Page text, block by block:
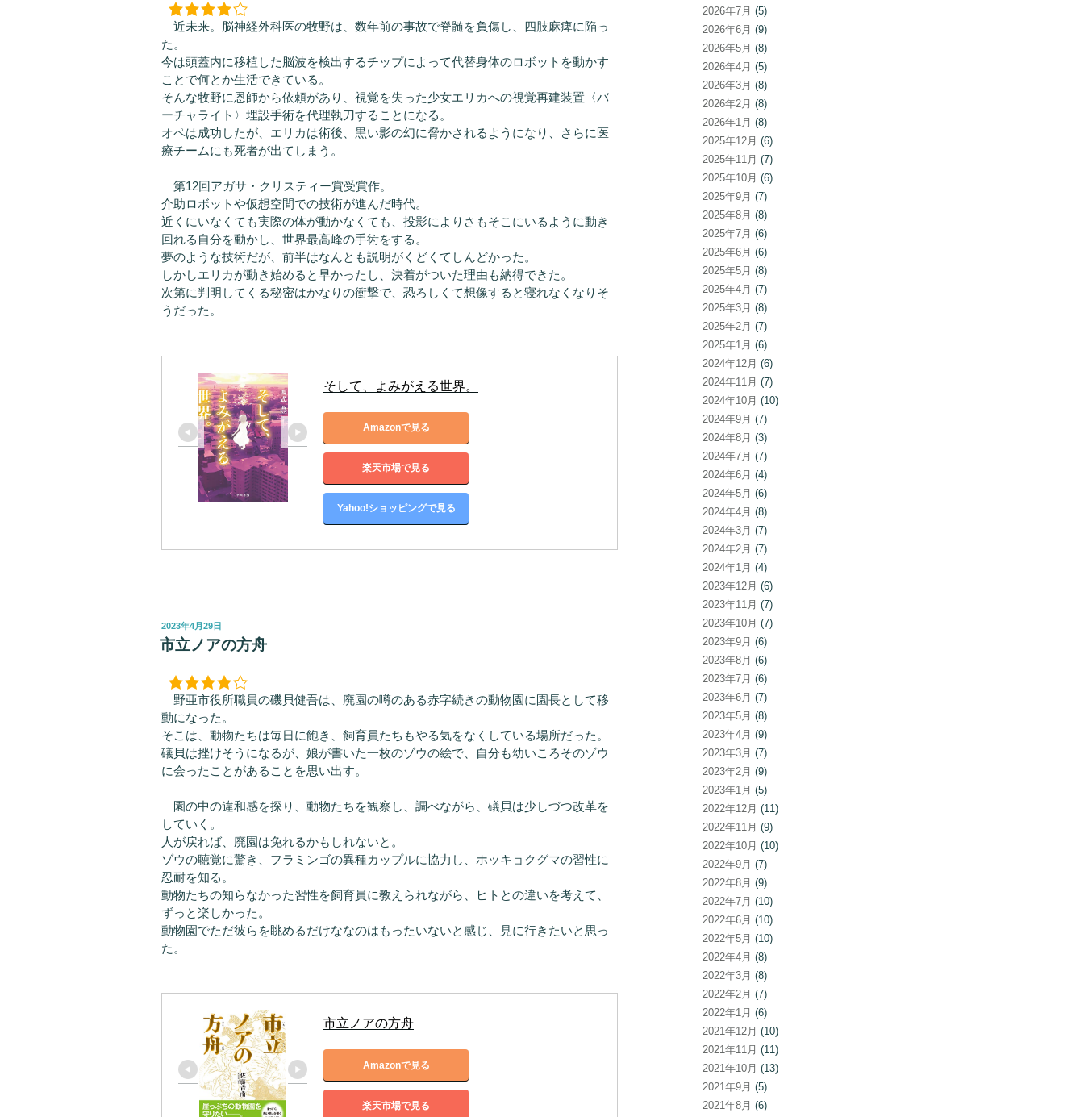
近未来。脳神経外科医の牧野は、数年前の事故で脊髄を負傷し、四肢麻痺に陥っ
た。
今は頭蓋内に移植した脳波を検出するチップによって代替身体のロボットを動かす
ことで何とか生活できている。
そんな牧野に恩師から依頼があり、視覚を失った少女エリカへの視覚再建装置〈バ
ーチャライト〉埋設手術を代理執刀することになる。
オペは成功したが、エリカは術後、黒い影の幻に脅かされるようになり、さらに医
療チームにも死者が出てしまう。
第12回アガサ・クリスティー賞受賞作。
介助ロボットや仮想空間での技術が進んだ時代。
近くにいなくても実際の体が動かなくても、投影によりさもそこにいるように動き
回れる自分を動かし、世界最高峰の手術をする。
夢のような技術だが、前半はなんとも説明がくどくてしんどかった。
しかしエリカが動き始めると早かったし、決着がついた理由も納得できた。
次第に判明してくる秘密はかなりの衝撃で、恐ろしくて想像すると寝れなくなりそ
うだった。
そして、よみがえる世界。
Amazonで見る
楽天市場で見る
Yahoo!ショッピングで見る
投
稿
日:
2023年4月29日
市立ノアの方舟
野亜市役所職員の磯貝健吾は、廃園の噂のある赤字続きの動物園に園長として移
動になった。
そこは、動物たちは毎日に飽き、飼育員たちもやる気をなくしている場所だった。
礒貝は挫けそうになるが、娘が書いた一枚のゾウの絵で、自分も幼いころそのゾウ
に会ったことがあることを思い出す。
園の中の違和感を探り、動物たちを観察し、調べながら、礒貝は少しづつ改革を
していく。
人が戻れば、廃園は免れるかもしれないと。
ゾウの聴覚に驚き、フラミンゴの異種カップルに協力し、ホッキョクグマの習性に
忍耐を知る。
動物たちの知らなかった習性を飼育員に教えられながら、ヒトとの違いを考えて、
ずっと楽しかった。
動物園でただ彼らを眺めるだけななのはもったいないと感じ、見に行きたいと思っ
た。
市立ノアの方舟
Amazonで見る
楽天市場で見る
2026年7月 (5)
2026年6月 (9)
2026年5月 (8)
2026年4月 (5)
2026年3月 (8)
2026年2月 (8)
2026年1月 (8)
2025年12月 (6)
2025年11月 (7)
2025年10月 (6)
2025年9月 (7)
2025年8月 (8)
2025年7月 (6)
2025年6月 (6)
2025年5月 (8)
2025年4月 (7)
2025年3月 (8)
2025年2月 (7)
2025年1月 (6)
2024年12月 (6)
2024年11月 (7)
2024年10月 (10)
2024年9月 (7)
2024年8月 (3)
2024年7月 (7)
2024年6月 (4)
2024年5月 (6)
2024年4月 (8)
2024年3月 (7)
2024年2月 (7)
2024年1月 (4)
2023年12月 (6)
2023年11月 (7)
2023年10月 (7)
2023年9月 (6)
2023年8月 (6)
2023年7月 (6)
2023年6月 (7)
2023年5月 (8)
2023年4月 (9)
2023年3月 (7)
2023年2月 (9)
2023年1月 (5)
2022年12月 (11)
2022年11月 (9)
2022年10月 (10)
2022年9月 (7)
2022年8月 (9)
2022年7月 (10)
2022年6月 (10)
2022年5月 (10)
2022年4月 (8)
2022年3月 (8)
2022年2月 (7)
2022年1月 (6)
2021年12月 (10)
2021年11月 (11)
2021年10月 (13)
2021年9月 (5)
2021年8月 (6)